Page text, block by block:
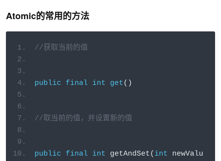
Atomic的常用的方法
//获取当前的值
public final int get()
//取当前的值，并设置新的值
public final int getAndSet( int newValu